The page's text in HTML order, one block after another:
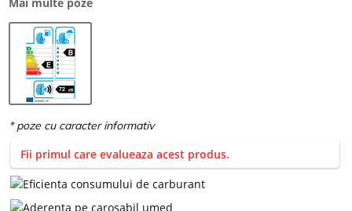
Fii primul care evalueaza acest produs.